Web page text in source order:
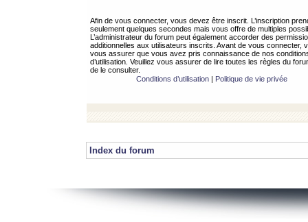
Afin de vous connecter, vous devez être inscrit. L’inscription
seulement quelques secondes mais vous offre de multiples
L’administrateur du forum peut également accorder des
additionnelles aux utilisateurs inscrits. Avant de vous connecter,
vous assurer que vous avez pris connaissance de nos
d’utilisation. Veuillez vous assurer de lire toutes les règles du
de le consulter.
Conditions d’utilisation| Politique de vie privée
Index du forum